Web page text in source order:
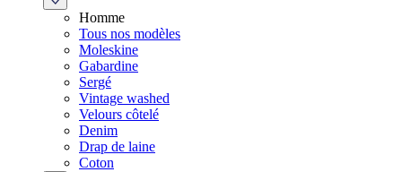
Homme
Tous nos modèles
Moleskine
Gabardine
Sergé
Vintage washed
Velours côtelé
Denim
Drap de laine
Coton